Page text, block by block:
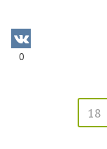
0
18